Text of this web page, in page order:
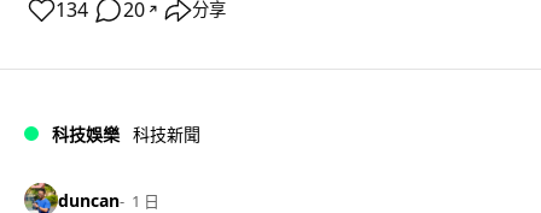
134 20 ↗ 分享
科技娛樂 科技新聞
duncan 1 日